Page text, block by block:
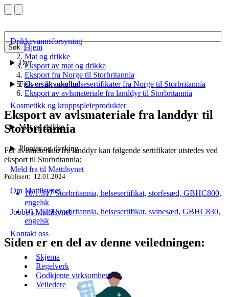
Søk
Drikkevannsforsyning
Dyr
Fisk og akvakultur
Kosmetikk og kroppspleieprodukter
Mat og drikke
Planter og dyrking
Meld fra til Mattilsynet
Om Mattilsynet
Jobbe i Mattilsynet
Kontakt oss
Skjema
Regelverk
Godkjente virksomheter
Veiledere
Hjem
Mat og drikke
Eksport av mat og drikke
Eksport fra Norge til Storbritannia
Oversikt over helsesertifikater fra Norge til Storbritannia
Eksport av avlsmateriale fra landdyr til Storbritannia
Eksport av avlsmateriale fra landdyr til
Storbritannia
For avlsmateriale fra landdyr kan følgende sertifikater utstedes ved
eksport til Storbritannia:
Publisert 12.01.2024
10.1.317 Storbritannia, helsesertifikat, storfesæd, GBHC800,
engelsk
10.1.319 Storbritannia, helsesertifikat, svinesæd, GBHC830,
engelsk
Siden er en del av denne veiledningen: